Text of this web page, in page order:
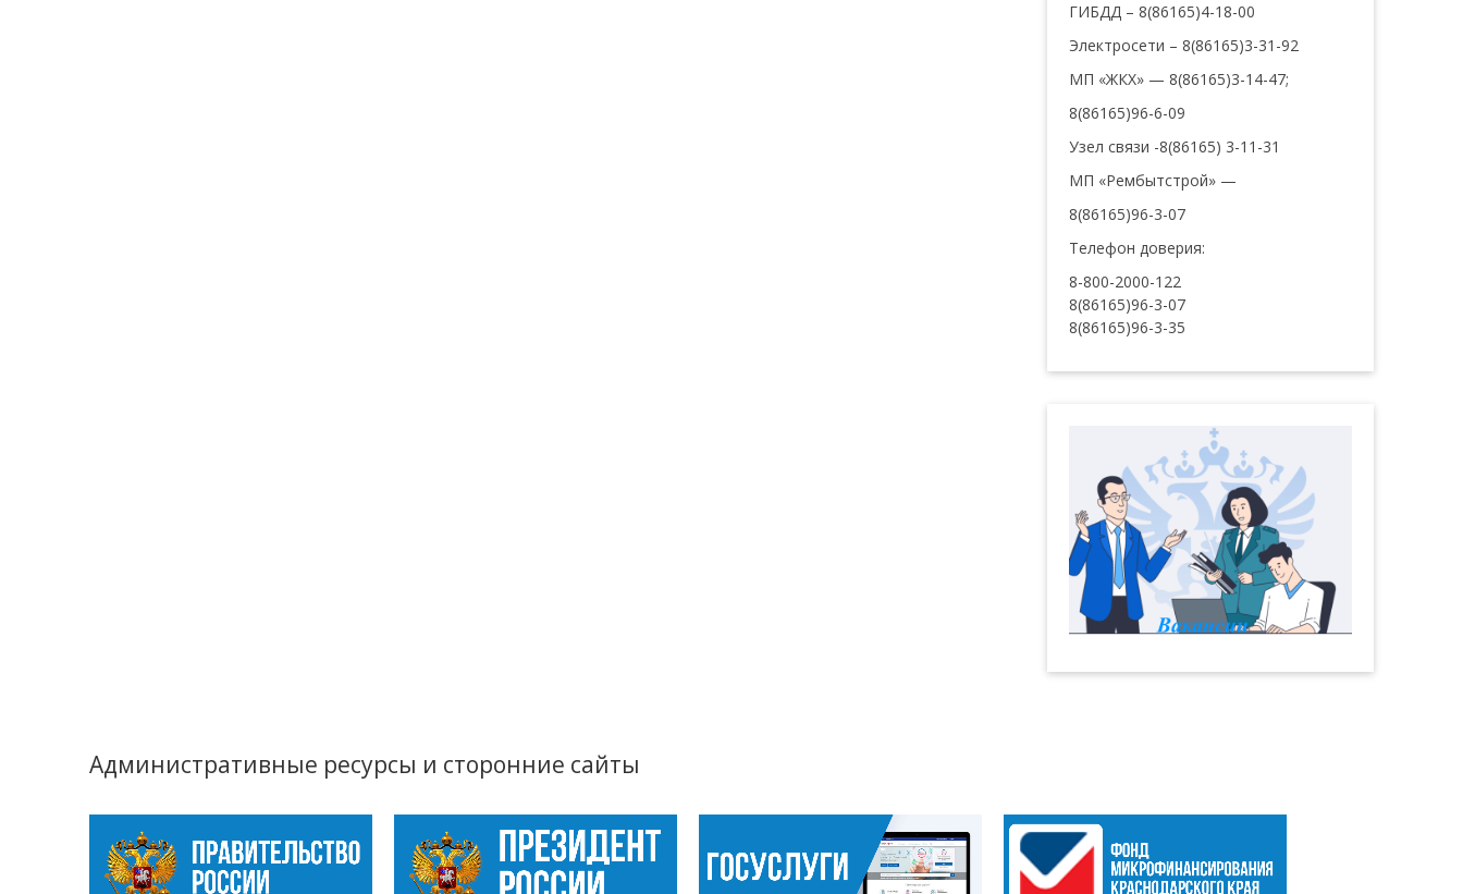
ГИБДД – 8(86165)4-18-00
Электросети – 8(86165)3-31-92
МП «ЖКХ» — 8(86165)3-14-47;
8(86165)96-6-09
Узел связи -8(86165) 3-11-31
МП «Рембытстрой» —
8(86165)96-3-07
Телефон доверия:
8-800-2000-122
8(86165)96-3-07
8(86165)96-3-35
Административные ресурсы и сторонние сайты